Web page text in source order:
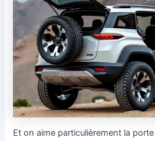
Et on aime particulièrement la